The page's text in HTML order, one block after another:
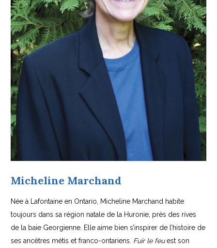
Micheline Marchand
Née à Lafontaine en Ontario, Micheline Marchand habite
toujours dans sa région natale de la Huronie, près des rives
de la baie Georgienne. Elle aime bien s’inspirer de l’histoire de
ses ancêtres métis et franco-ontariens. Fuir le feuest son